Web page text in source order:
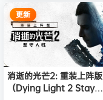
更新
消逝的光芒2: 重装上阵版
（Dying Light 2 Stay